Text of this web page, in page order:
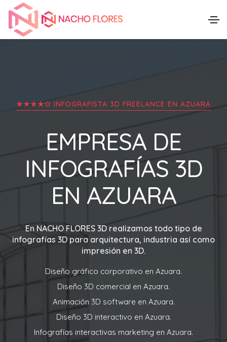
★★★★✩ INFOGRAFISTA 3D FREELANCE EN AZUARA
EMPRESA DE
INFOGRAFÍAS 3D
EN AZUARA
En NACHO FLORES 3Drealizamos todo tipo de
infografías 3D para arquitectura, industria así como
impresión en 3D.
Diseño gráfico corporativo en Azuara.
Diseño 3D comercial en Azuara.
Animación 3D software en Azuara.
Diseño 3D interactivo en Azuara.
Infografías interactivas marketing en Azuara.